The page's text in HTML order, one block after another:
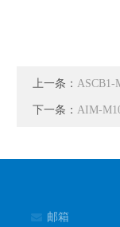
上一条： ASCB1-
下一条： AIM-
邮箱